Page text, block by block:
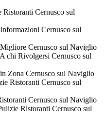
Cernusco sul
Cernusco sul
Cernusco sul Naviglio
chi Rivolgersi Cernusco sul
Zona Cernusco sul Naviglio
Ristoranti Cernusco sul
Cernusco sul Naviglio
Ristoranti Cernusco sul